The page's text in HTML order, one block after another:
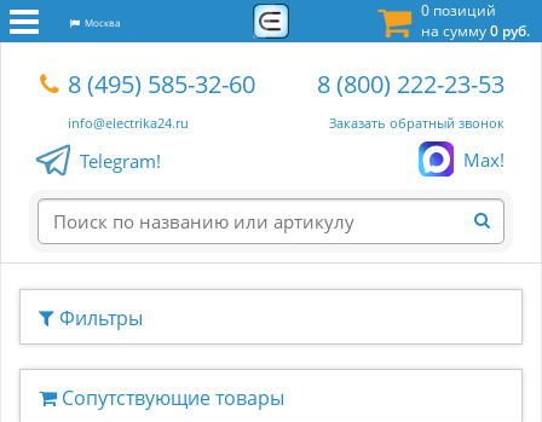
0 позиций
на сумму0 руб.
Москва
8 (495) 585-32-60
info@electrika24.ru
8 (800) 222-23-53
Заказать обратный звонок
Telegram! Max!
Фильтры
Сопутствующие товары